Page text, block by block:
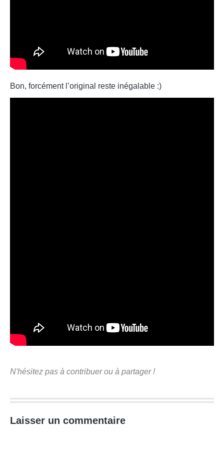
Bon, forcément l’original reste inégalable :)
Laisser un commentaire